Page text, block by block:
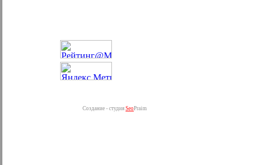
Создание - студия SeoPraim